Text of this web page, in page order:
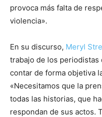
provoca más falta de
violencia».
En su discurso, Meryl
trabajo de los
contar de forma objetiva
«Necesitamos que la
todas las historias, que
respondan de sus actos.